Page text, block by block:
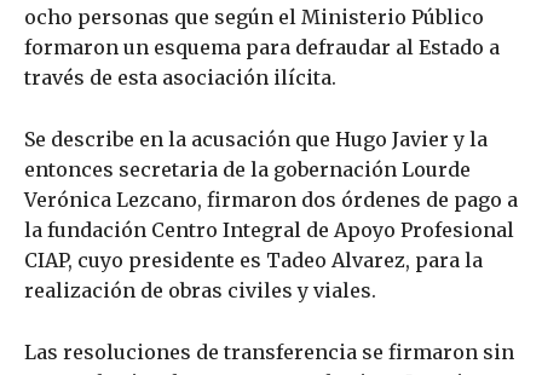
ocho personas que según el Ministerio Público
formaron un esquema para defraudar al Estado a
través de esta asociación ilícita.
Se describe en la acusación que Hugo Javier y la
entonces secretaria de la gobernación Lourde
Verónica Lezcano, firmaron dos órdenes de pago a
la fundación Centro Integral de Apoyo Profesional
CIAP, cuyo presidente es Tadeo Alvarez, para la
realización de obras civiles y viales.
Las resoluciones de transferencia se firmaron sin